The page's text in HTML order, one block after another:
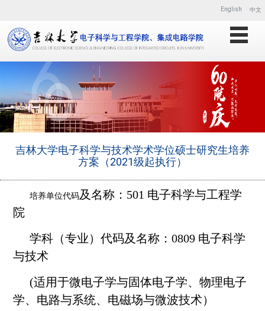
English 中文
吉林大学电子科学与技术学术学位硕士研究生培养
方案（2021级起执行）
培养单位代码及名称：501 电子科学与工程学
院
学科（专业）代码及名称：0809 电子科学
与技术
(适用于微电子学与固体电子学、物理电子
学、电路与系统、电磁场与微波技术）